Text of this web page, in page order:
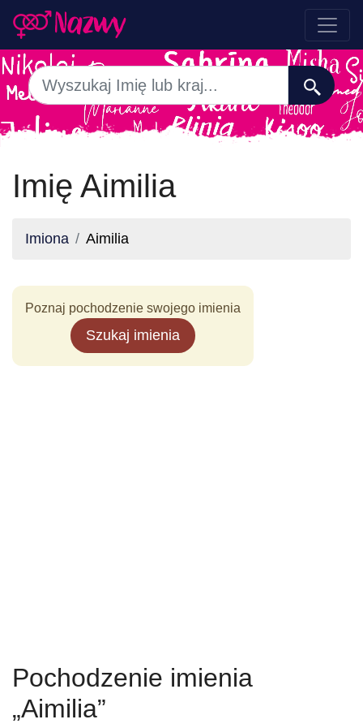
Imię Aimilia
Imiona Aimilia
Poznaj pochodzenie swojego imienia
Szukaj imienia
Pochodzenie imienia
„Aimilia”